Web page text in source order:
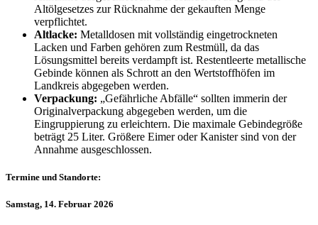
Altölgesetzes zur Rücknahme der gekauften Menge
verpflichtet.
Altlacke: Metalldosen mit vollständig eingetrockneten
Lacken und Farben gehören zum Restmüll, da das
Lösungsmittel bereits verdampft ist. Restentleerte metallische
Gebinde können als Schrott an den Wertstoffhöfen im
Landkreis abgegeben werden.
Verpackung: „Gefährliche Abfälle“ sollten immerin der
Originalverpackung abgegeben werden, um die
Eingruppierung zu erleichtern. Die maximale Gebindegröße
beträgt 25 Liter. Größere Eimer oder Kanister sind von der
Annahme ausgeschlossen.
Termine und Standorte:
Samstag, 14. Februar 2026